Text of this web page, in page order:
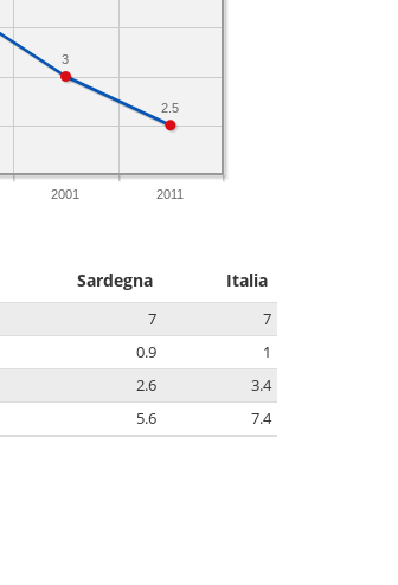
2001 2011
2.5
3
Sardegna Italia
7
7
0.9
1
2.6
3.4
5.6 7.4